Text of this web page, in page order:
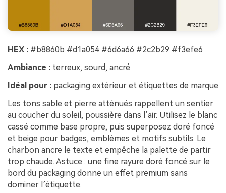
HEX : #b8860b #d1a054 #6d6a66 #2c2b29 #f3efe6
Ambiance : terreux, sourd, ancré
Idéal pour : packaging extérieur et étiquettes de marque
Les tons sable et pierre atténués rappellent un sentier
au coucher du soleil, poussière dans l’air. Utilisez le blanc
cassé comme base propre, puis superposez doré foncé
et beige pour badges, emblèmes et motifs subtils. Le
charbon ancre le texte et empêche la palette de partir
trop chaude. Astuce : une fine rayure doré foncé sur le
bord du packaging donne un effet premium sans
dominer l’étiquette.